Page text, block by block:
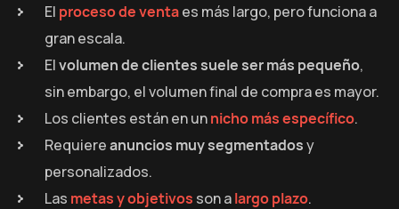
El proceso de ventaes más largo, pero funciona a
gran escala.
Elvolumen de clientes suele ser más pequeño,
sin embargo, el volumen final de compra es mayor.
Los clientes están en unnicho más específico.
Requiereanuncios muy segmentadosy
personalizados.
Las metas y objetivos son alargo plazo.